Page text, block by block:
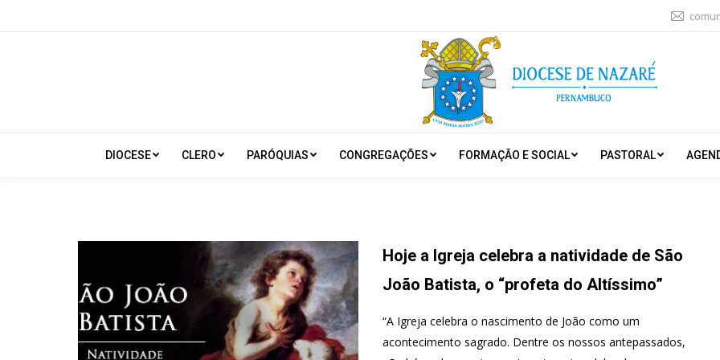
DIOCESE CLERO PARÓQUIAS CONGREGAÇÕES FORMAÇÃO E SOCIAL PASTORAL
Hoje a Igreja celebra a natividade de São
João Batista, o “profeta do Altíssimo”
“A Igreja celebra o nascimento de João como um
acontecimento sagrado. Dentre os nossos antepassados,